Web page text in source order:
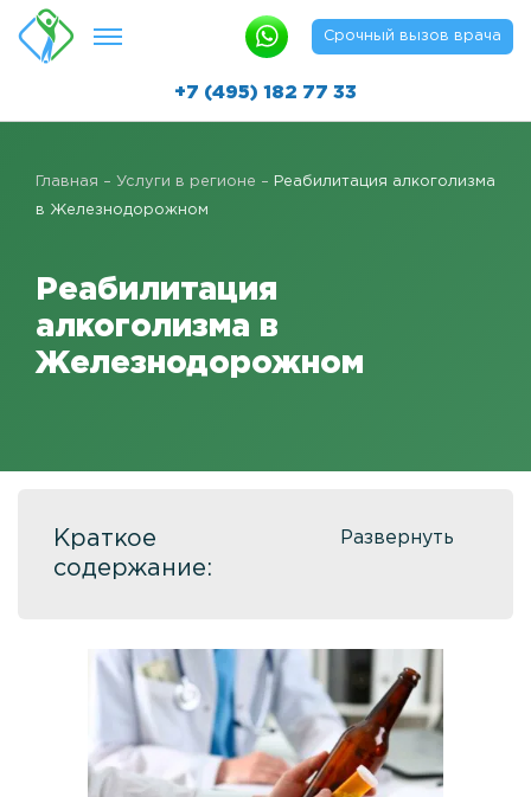
Реабилитация алкозависимых
Реабилитация методом «12 шагов»
Быстро протрезветь
Детоксикация от алкоголизма
Кодирование Торпедо
Кодирование по методу Довженко
Кодирование Дисульфирамом
Кодирование Алгоминалом
Срочный вызов врача
+7 (495) 182 77 33
Главная – Услуги в регионе – Реабилитация алкоголизма
в Железнодорожном
Реабилитация
алкоголизма в
Железнодорожном
Краткое
содержание: